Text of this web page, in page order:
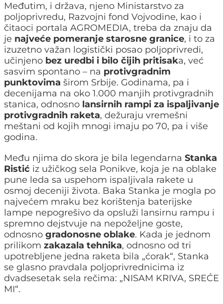
Međutim, i država, njeno Ministarstvo za
poljoprivredu, Razvojni fond Vojvodine, kao i
čitaoci portala AGROMEDIA, treba da znaju da
je najveće pomeranje starosne granice, i to za
izuzetno važan logistički posao poljoprivredi,
učinjeno bez uredbi i bilo čijih pritisaka, već
sasvim spontano – na protivgradnim
punktovima širom Srbije. Godinama, pa i
decenijama na oko 1.000 manjih protivgradnih
stanica, odnosno lansirnih rampi za ispaljivanje
protivgradnih raketa, dežuraju vremešni
meštani od kojih mnogi imaju po 70, pa i više
godina.
Među njima do skora je bila legendarna Stanka
Ristić iz užičkog sela Ponikve, koja je na oblake
pune leda sa uspehom ispaljivala rakete u
osmoj deceniji života. Baka Stanka je mogla po
najvećem mraku bez korištenja baterijske
lampe nepogrešivo da opsluži lansirnu rampu i
spremno dejstvuje na nepoželjne goste,
odnosno gradonosne oblake. Kada je jednom
prilikom zakazala tehnika, odnosno od tri
upotrebljene jedna raketa bila „ćorak“, Stanka
se glasno pravdala poljoprivrednicima iz
dvadsesetak sela rečima: „NISAM KRIVA, SREĆE
MI“.